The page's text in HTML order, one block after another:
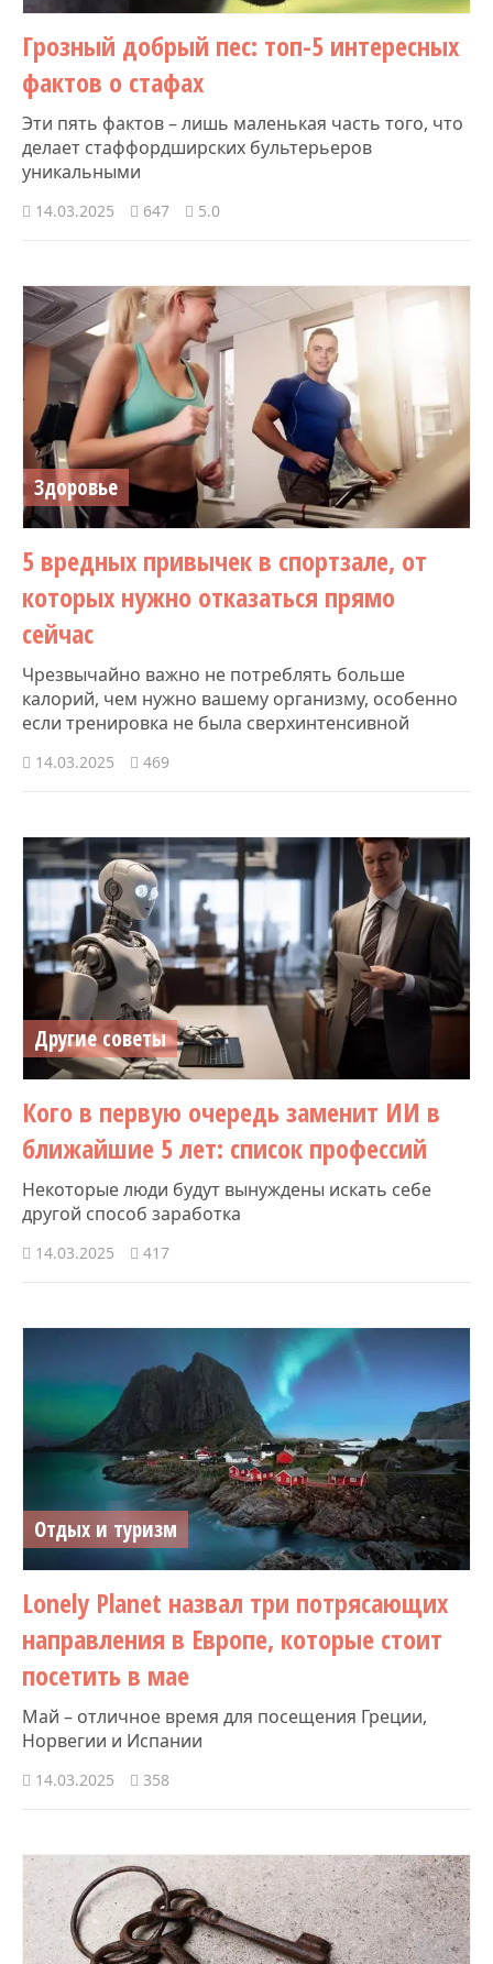
Грозный добрый пес: топ-5 интересных
фактов о стафах
Эти пять фактов – лишь маленькая часть того, что
делает стаффордширских бультерьеров
уникальными
14.03.2025 647 5.0
Здоровье
5 вредных привычек в спортзале, от
которых нужно отказаться прямо
сейчас
Чрезвычайно важно не потреблять больше
калорий, чем нужно вашему организму, особенно
если тренировка не была сверхинтенсивной
14.03.2025 469
Другие советы
Кого в первую очередь заменит ИИ в
ближайшие 5 лет: список профессий
Некоторые люди будут вынуждены искать себе
другой способ заработка
14.03.2025 417
Отдых и туризм
Lonely Planet назвал три потрясающих
направления в Европе, которые стоит
посетить в мае
Май – отличное время для посещения Греции,
Норвегии и Испании
14.03.2025 358